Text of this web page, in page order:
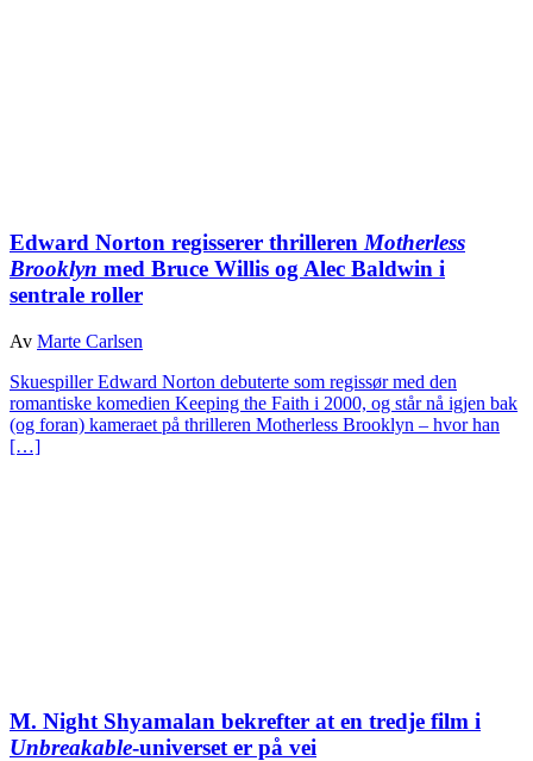
Edward Norton regisserer thrilleren Motherless
Brooklyn med Bruce Willis og Alec Baldwin i
sentrale roller
Av Marte Carlsen
Skuespiller Edward Norton debuterte som regissør med den
romantiske komedien Keeping the Faith i 2000, og står nå igjen bak
(og foran) kameraet på thrilleren Motherless Brooklyn – hvor han
[…]
M. Night Shyamalan bekrefter at en tredje film i
Unbreakable-universet er på vei